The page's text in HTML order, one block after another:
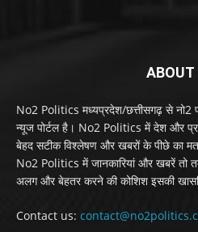
ABOUT
No2 Politics मध्यप्रदेश/छत्तीसगढ़ से नो2
न्यूज पोर्टल है। No2 Politics में देश और
बेहद सटीक विश्लेषण और खबरों के पीछे का
No2 Politics में जानकारियां और खबरें तो
अलग और बेहतर करने की कोशिश इसकी
Contact us: